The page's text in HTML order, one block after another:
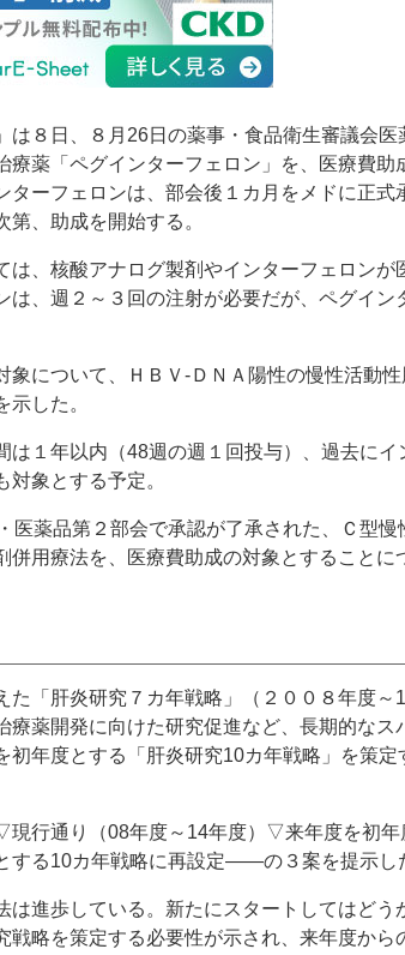
８日、８月26日の薬事・食品衛生審議会医
療薬「ペグインターフェロン」を、医療費助
ターフェロンは、部会後１カ月をメドに正式
、助成を開始する。
、核酸アナログ製剤やインターフェロンが
は、週２～３回の注射が必要だが、ペグイン
について、ＨＢＶ‐ＤＮＡ陽性の慢性活動
した。
１年以内（48週の週１回投与）、過去にイ
象とする予定。
薬品第２部会で承認が了承された、Ｃ型慢
併用療法を、医療費助成の対象とすることに
「肝炎研究７カ年戦略」（２００８年度～
療薬開発に向けた研究促進など、長期的なス
初年度とする「肝炎研究10カ年戦略」を策定
行通り（08年度～14年度）▽来年度を初年
する10カ年戦略に再設定――の３案を提示し
進歩している。新たにスタートしてはどう
戦略を策定する必要性が示され、来年度から